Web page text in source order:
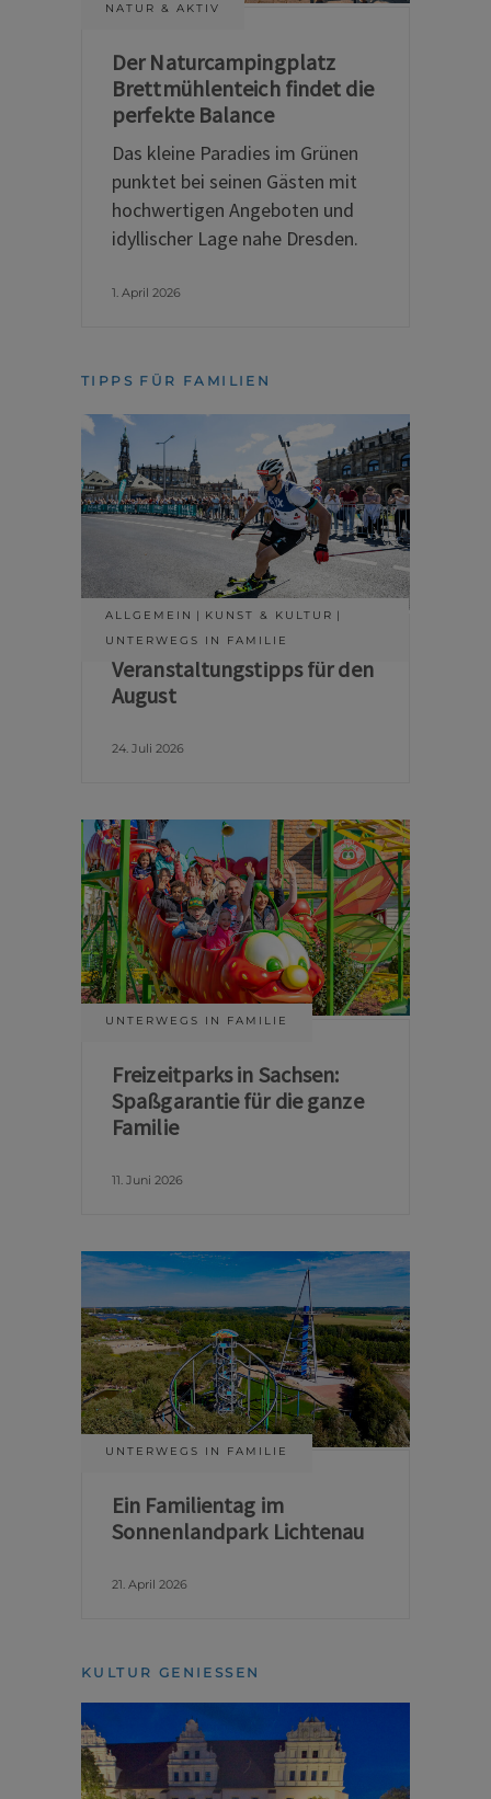
NATUR & AKTIV
Der Naturcampingplatz
Brettmühlenteich findet die
perfekte Balance
Das kleine Paradies im Grünen
punktet bei seinen Gästen mit
hochwertigen Angeboten und
idyllischer Lage nahe Dresden.
1. April 2026
TIPPS FÜR FAMILIEN
ALLGEMEIN
KUNST & KULTUR
UNTERWEGS IN FAMILIE
Veranstaltungstipps für den
August
24. Juli 2026
UNTERWEGS IN FAMILIE
Freizeitparks in Sachsen:
Spaßgarantie für die ganze
Familie
11. Juni 2026
UNTERWEGS IN FAMILIE
Ein Familientag im
Sonnenlandpark Lichtenau
21. April 2026
KULTUR GENIESSEN